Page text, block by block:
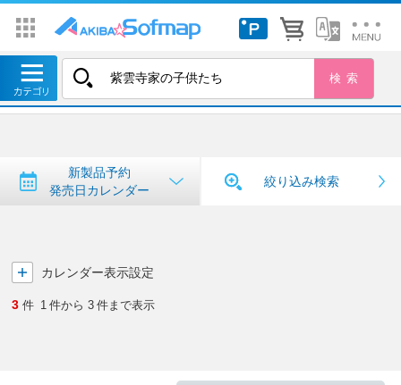
トップ ＞ 新製品予約・発売日カレンダー
新製品予約・発売日カレンダー
新製品予約
発売日カレンダー
絞り込み検索
カレンダー表示設定
3 件 1 件から 3 件まで表示